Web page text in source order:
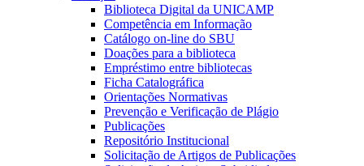
Biblioteca Digital da UNICAMP
Competência em Informação
Catálogo on-line do SBU
Doações para a biblioteca
Empréstimo entre bibliotecas
Ficha Catalográfica
Orientações Normativas
Prevenção e Verificação de Plágio
Publicações
Repositório Institucional
Solicitação de Artigos de Publicações